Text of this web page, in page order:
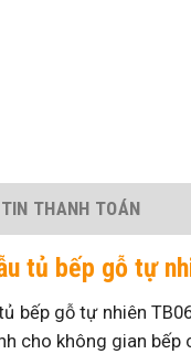
THANH TOÁN
tủ bếp gỗ tự
bếp gỗ tự nhiên
cho không gian bếp